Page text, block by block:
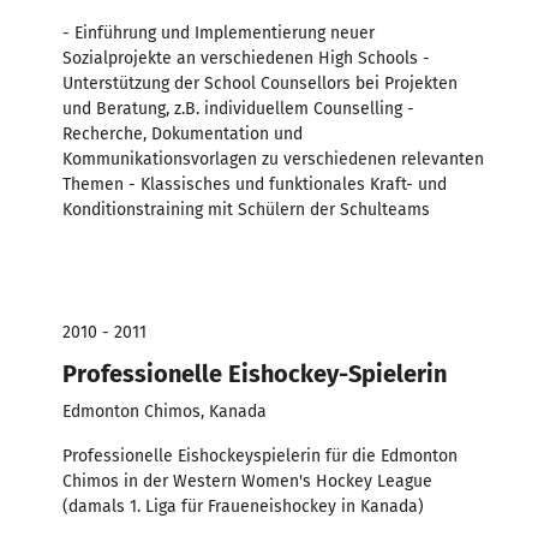
- Einführung und Implementierung neuer
Sozialprojekte an verschiedenen High Schools -
Unterstützung der School Counsellors bei Projekten
und Beratung, z.B. individuellem Counselling -
Recherche, Dokumentation und
Kommunikationsvorlagen zu verschiedenen relevanten
Themen - Klassisches und funktionales Kraft- und
Konditionstraining mit Schülern der Schulteams
2010 - 2011
Professionelle Eishockey-Spielerin
Edmonton Chimos, Kanada
Professionelle Eishockeyspielerin für die Edmonton
Chimos in der Western Women's Hockey League
(damals 1. Liga für Fraueneishockey in Kanada)